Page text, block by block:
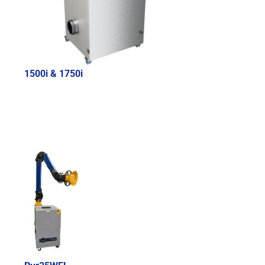
1500i & 1750i